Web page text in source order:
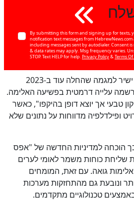
By submitting this form and signing up for texts,
notification text messages from
including messages sent by autodialer. Consent
& data rates may apply. Msg frequency varies.
STOP. Text HELP for help. Privacy Policy& Terms Of
לפי אשר, מדובר בהמשך ישיר למגמה שהחלה עוד ב-2023
עלייה דרמטית בפשיעה האלימה.
טבעי אך יוצא דופן בהיקפו", כאשר
ופילדלפיה מדווחות על נתונים שלא
הוכחה למדיניות החדשה של "אפס
שליחת כוחות משמר לאומי לערים
גואה. עם זאת, המומחים
ונובעת גם מהתחזקות מערכות
טכנולוגיים מתקדמים.
100